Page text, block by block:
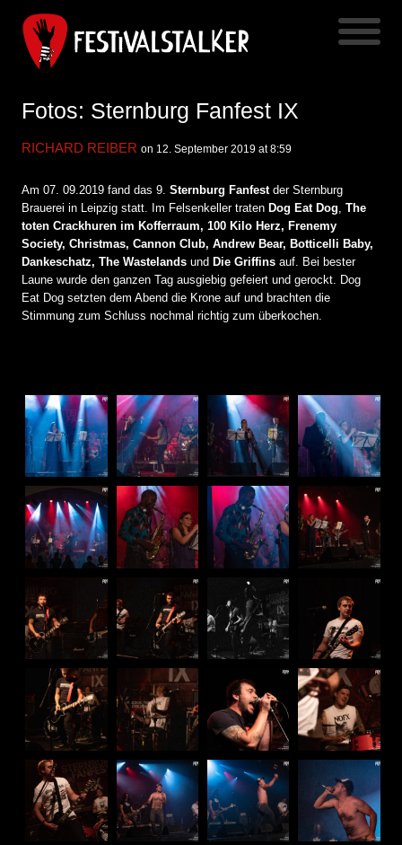
Fotos: Sternburg Fanfest IX
RICHARD REIBER on 12. September 2019 at 8:59
Am 07. 09.2019 fand das 9. Sternburg Fanfestder Sternburg
Brauerei in Leipzig statt. Im Felsenkeller traten Dog Eat Dog The
toten Crackhuren im Kofferraum, 100 Kilo Herz, Frenemy
Society, Christmas, Cannon Club, Andrew Bear, Botticelli Baby,
Dankeschatz, The Wastelands und Die Griffins auf. Bei bester
Laune wurde den ganzen Tag ausgiebig gefeiert und gerockt. Dog
Eat Dog setzten dem Abend die Krone auf und brachten die
Stimmung zum Schluss nochmal richtig zum überkochen.